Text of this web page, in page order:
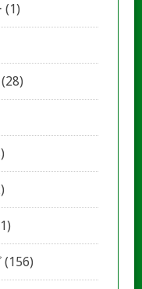
(1)
(28)
(156)